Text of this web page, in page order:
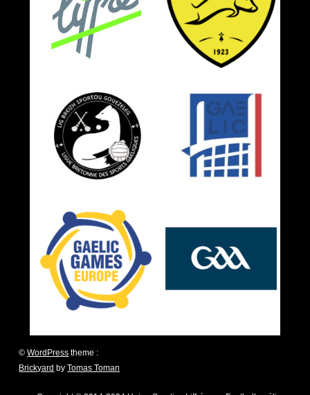
©WordPress theme :
Brickyard byTomas Toman